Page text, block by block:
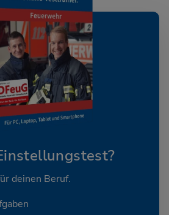
deinen Beruf.